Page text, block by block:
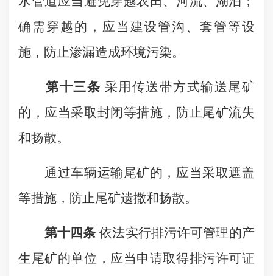
确需穿越的，应当建设管沟、套管等设
施，防止渗漏造成环境污染。
第十三条 采用传送带方式输送尾矿
的，应当采取封闭等措施，防止尾矿流失
和扬散。
通过车辆运输尾矿的，应当采取遮盖
等措施，防止尾矿遗撒和扬散。
第十四条 依法实行排污许可管理的产
生尾矿的单位，应当申请取得排污许可证